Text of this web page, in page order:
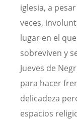
iglesia, a
veces,
lugar en el
sobreviven y
Jueves de
para hacer
delicadeza
espacios